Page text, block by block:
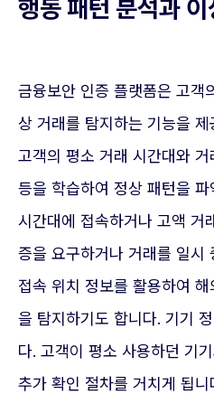
행동 패턴 분석과 이
금융보안 인증 플랫폼은 고객
상 거래를 탐지하는 기능을
고객의 평소 거래 시간대와
등을 학습하여 정상 패턴을
시간대에 접속하거나 고액 거
증을 요구하거나 거래를 일시
접속 위치 정보를 활용하여
을 탐지하기도 합니다. 기기
다. 고객이 평소 사용하던 기
추가 확인 절차를 거치게 됩